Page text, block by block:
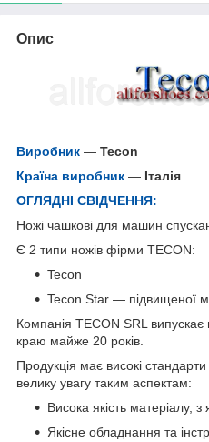
Опис
Виробник — Tecon
Країна виробник — Італія
ОГЛЯДНІ СВІДЧЕННЯ:
Ножі чашкові для машин
Є 2 типи ножів фірми TECON:
Tecon
Tecon Star — підвищеної
Компанія TECON SRL
краю майже 20 років.
Продукція має високі стандарти
велику увагу таким аспектам:
Висока якість матеріалу,
Якісне обладнання та